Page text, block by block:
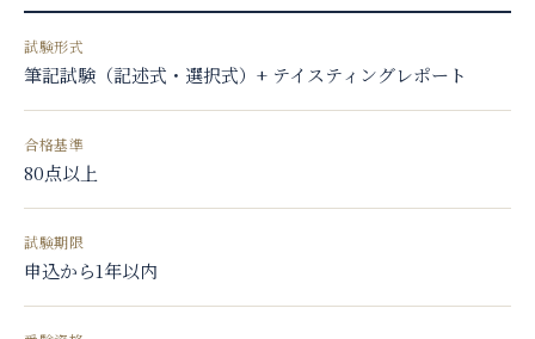
試験形式
筆記試験（記述式・選択式）+ テイスティングレポート
合格基準
80点以上
試験期限
申込から1年以内